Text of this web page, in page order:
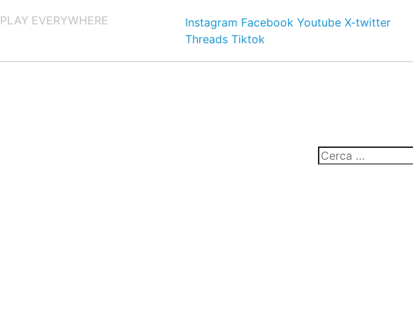
PLAY EVERYWHERE Instagram Facebook Youtube X-twitter
Threads Tiktok